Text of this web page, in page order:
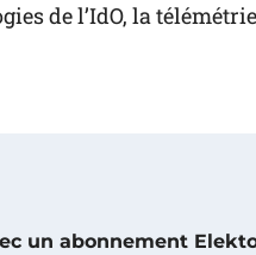
de l’IdO, la
un abonnement